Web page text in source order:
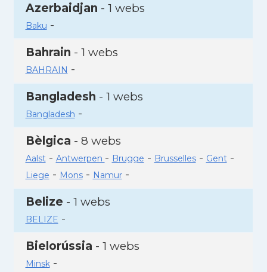
Azerbaidjan - 1 webs
Baku -
Bahrain - 1 webs
BAHRAIN -
Bangladesh - 1 webs
Bangladesh -
Bèlgica - 8 webs
Aalst- Antwerpen - Brugge - Brusselles- Gent-
Liege - Mons- Namur-
Belize - 1 webs
BELIZE -
Bielorússia - 1 webs
Minsk-